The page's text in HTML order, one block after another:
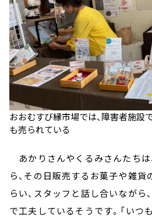
おおむすび縁市場では、障害者施設
も売られている
あかりさんやくるみさんたちは
ら、その日販売するお菓子や雑貨
らい、スタッフと話し合いながら
で工夫しているそうです。「いつ